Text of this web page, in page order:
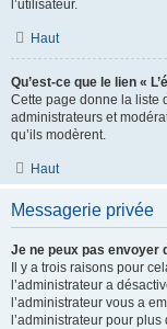
l’utilisateur.
Haut
Qu’est-ce que le lien «
Cette page donne la liste
administrateurs et
qu’ils modèrent.
Haut
Messagerie privée
Je ne peux pas envoyer
Il y a trois raisons pour
l’administrateur a
l’administrateur vous a
l’administrateur pour plus